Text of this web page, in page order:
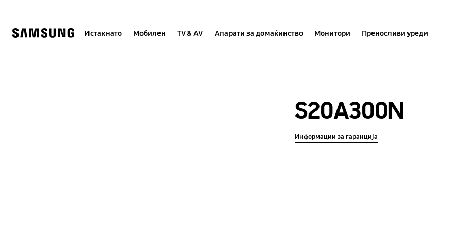
Истакнато Мобилен TV & AV Апарати за домаќинство Монитори Преносливи уреди
S20A300N
Информации за гаранција